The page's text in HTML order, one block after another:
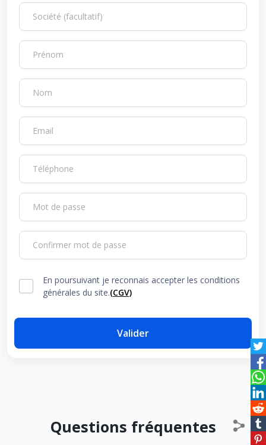
Société (facultatif)
Prénom
Nom
Email
Téléphone
Mot de passe
Confirmer mot de passe
En poursuivant je reconnais accepter les conditions
générales du site.(CGV)
Valider
Questions fréquentes